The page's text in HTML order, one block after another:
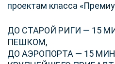
проектам класса
ДО СТАРОЙ РИГИ — 15
ПЕШКОМ,
ДО АЭРОПОРТА — 15